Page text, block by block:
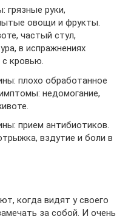
грязные руки,
овощи и фрукты.
частый стул,
в испражнениях
кровью.
плохо обработанное
недомогание,
прием антибиотиков.
вздутие и боли в
когда видят у своего
за собой. И очень